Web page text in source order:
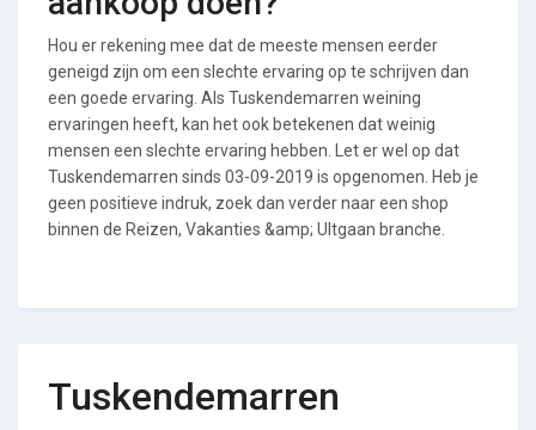
Hou er rekening mee dat de meeste mensen eerder
geneigd zijn om een slechte ervaring op te schrijven dan
een goede ervaring. Als Tuskendemarren weining
ervaringen heeft, kan het ook betekenen dat weinig
mensen een slechte ervaring hebben. Let er wel op dat
Tuskendemarren sinds 03-09-2019 is opgenomen. Heb je
geen positieve indruk, zoek dan verder naar een shop
binnen de Reizen, Vakanties &amp; UItgaan branche.
Tuskendemarren